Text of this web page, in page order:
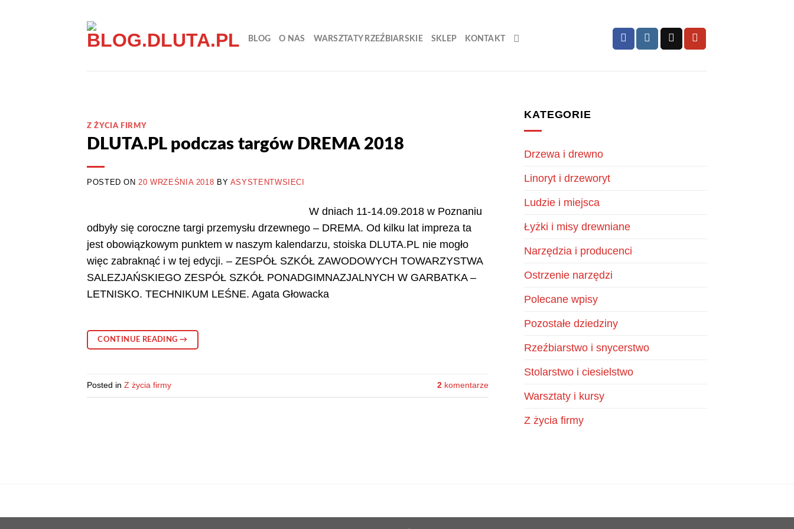
BLOG O NAS WARSZTATY RZEŹBIARSKIE SKLEP KONTAKT
Z ŻYCIA FIRMY
DLUTA.PL podczas targów DREMA 2018
POSTED ON20 WRZEŚNIA 2018 BY ASYSTENTWSIECI
W dniach 11-14.09.2018 w Poznaniu
odbyły się coroczne targi przemysłu drzewnego – DREMA. Od kilku lat impreza ta
jest obowiązkowym punktem w naszym kalendarzu, stoiska DLUTA.PL nie mogło
więc zabraknąć i w tej edycji. – ZESPÓŁ SZKÓŁ ZAWODOWYCH TOWARZYSTWA
SALEZJAŃSKIEGO ZESPÓŁ SZKÓŁ PONADGIMNAZJALNYCH W GARBATKA –
LETNISKO. TECHNIKUM LEŚNE. Agata Głowacka
CONTINUE READING →
Posted in Z życia firmy 2 komentarze
KATEGORIE
Drzewa i drewno
Linoryt i drzeworyt
Ludzie i miejsca
Łyżki i misy drewniane
Narzędzia i producenci
Ostrzenie narzędzi
Polecane wpisy
Pozostałe dziedziny
Rzeźbiarstwo i snycerstwo
Stolarstwo i ciesielstwo
Warsztaty i kursy
Z życia firmy